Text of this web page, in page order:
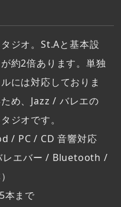
ジオ。St.Aと基本設
約2倍あります。単独
には対応しておりま
め、Jazz / バレエの
ジオです。
/ PC / CD 音響対応
レエバー / Bluetooth /
本まで